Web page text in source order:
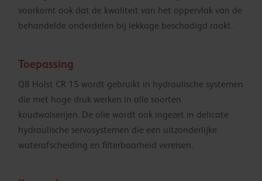
voorkomt ook dat de kwaliteit van het oppervlak van de
behandelde onderdelen bij lekkage beschadigd raakt.
Toepassing
Q8 Holst CR 15 wordt gebruikt in hydraulische systemen
die met hoge druk werken in alle soorten
koudwalserijen. De olie wordt ook ingezet in delicate
hydraulische servosystemen die een uitzonderlijke
waterafscheiding en filterbaarheid vereisen.